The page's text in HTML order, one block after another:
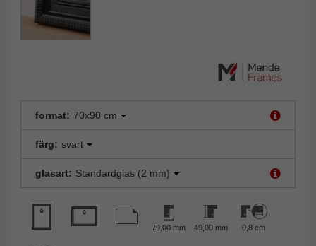
format: 70x90 cm
färg: svart
glasart: Standardglas (2 mm)
79,00 mm 49,00 mm 0,8 cm